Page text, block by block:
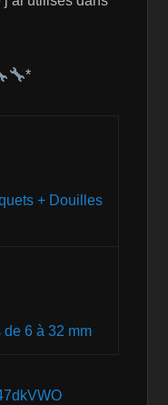
*
+ Douilles
6 à 32 mm